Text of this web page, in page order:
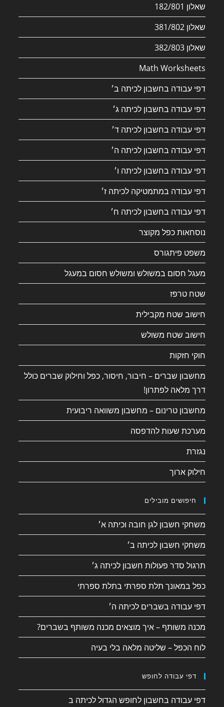
שאלון 182/801
שאלון 381/802
שאלון 382/803
Math Worksheets
דפי עבודה בחשבון לכיתה ב׳
דפי עבודה בחשבון לכיתה ג׳
דפי עבודה בחשבון לכיתה ד׳
דפי עבודה בחשבון לכיתה ה׳
דפי עבודה בחשבון לכיתה ו׳
דפי עבודה במתמטיקה לכיתה ז׳
דפי עבודה בחשבון לכיתה ח׳
נוסחאות כפל מקוצר
משפט פיתגורס
מעגל חסום במשולש ומשולש חסום במעגל
שטח טרפז
חישוב שטח מקבילית
חישוב שטח משולש
חוקי חזקות
מחשבון שברים – חיבור, חיסור, כפל וחילוק שברים כולל
דרך מלאה לפתרון!
מחשבון טרינום – מחשבון משוואה ריבועית
מערכת שעות להדפסה
נגזרת
חילוק ארוך
חיפושים מובילים
משחקי חשבון לגן חובה וכיתה א׳
משחקי חשבון לכיתה ב׳
תרגול סדר פעולות חשבון לכיתה ג׳
כפל במאונך תלת ספרתי בתלת ספרתי
דפי עבודה בשברים לכיתה ה׳
מכנה משותף – איך מוצאים מכנה משותף בשברים?
לוח הכפל – שליטה מלאה בלי בעיה
דפי עבודה לחופש
דפי עבודה בחשבון לחופש הגדול לכיתה ב